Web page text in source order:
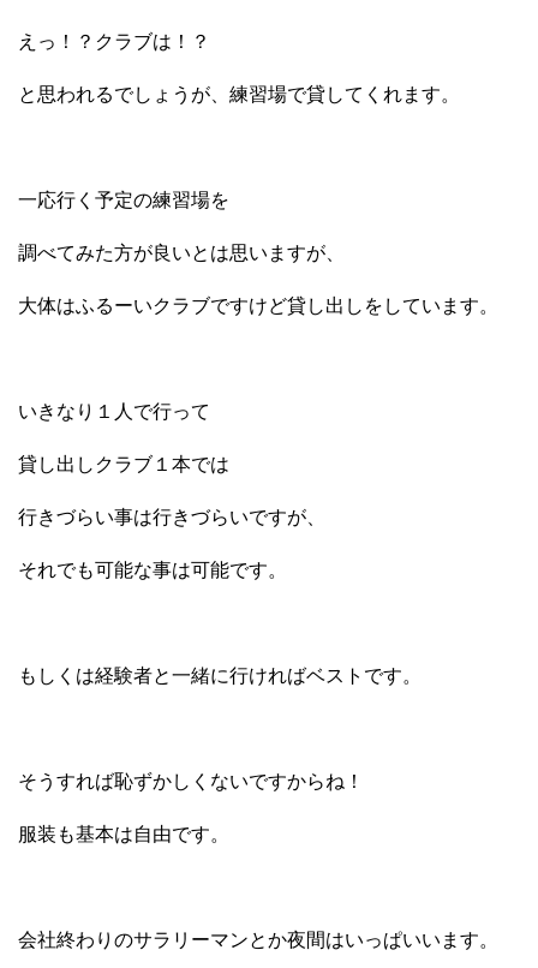
えっ！？クラブは！？
と思われるでしょうが、練習場で貸してくれます。
一応行く予定の練習場を
調べてみた方が良いとは思いますが、
大体はふるーいクラブですけど貸し出しをしています。
いきなり１人で行って
貸し出しクラブ１本では
行きづらい事は行きづらいですが、
それでも可能な事は可能です。
もしくは経験者と一緒に行ければベストです。
そうすれば恥ずかしくないですからね！
服装も基本は自由です。
会社終わりのサラリーマンとか夜間はいっぱいいます。